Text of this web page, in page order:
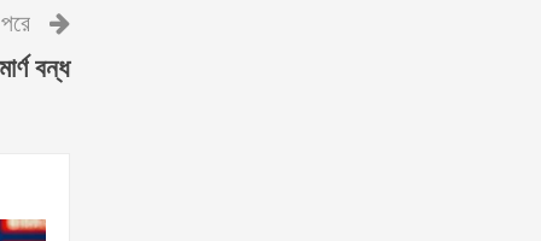
পরে
বন্ধ